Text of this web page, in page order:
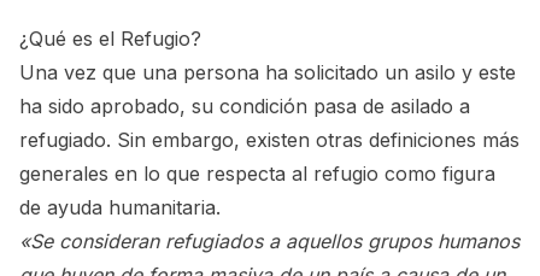
¿Qué es el Refugio?
Una vez que una persona ha solicitado un asilo y este
ha sido aprobado, su condición pasa de asilado a
refugiado. Sin embargo, existen otras definiciones más
generales en lo que respecta al refugio como figura
de ayuda humanitaria.
«Se consideran refugiados a aquellos grupos humanos